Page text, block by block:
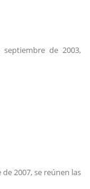
de 2003,
2007, se reúnen las